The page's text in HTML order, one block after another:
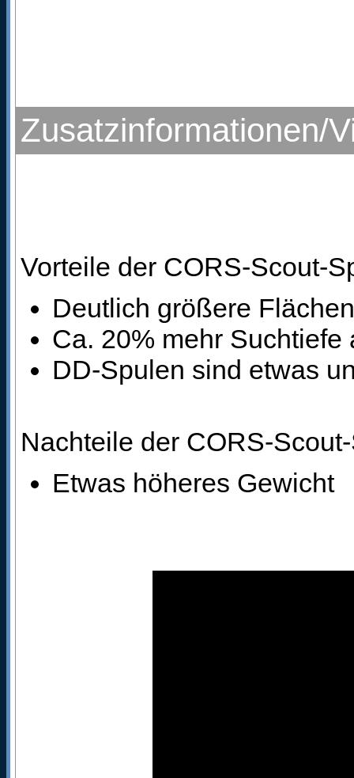
Zusatzinformationen/
Vorteile der CORS-Scout-
Deutlich größere
Ca. 20% mehr
DD-Spulen sind etwas
Nachteile der CORS-
Etwas höheres Gewicht